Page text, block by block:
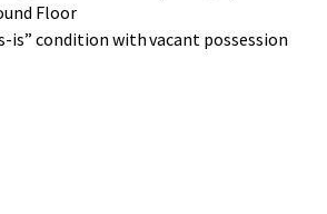
Floor
is” condition with vacant possession